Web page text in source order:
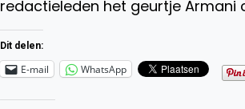
redactieleden het geurtje Armani
Dit delen:
E-mail WhatsApp